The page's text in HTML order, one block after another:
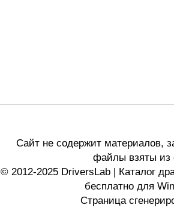
Сайт не содержит материалов,
файлы взяты из
© 2012-2025 DriversLab | Каталог
бесплатно для
Страница